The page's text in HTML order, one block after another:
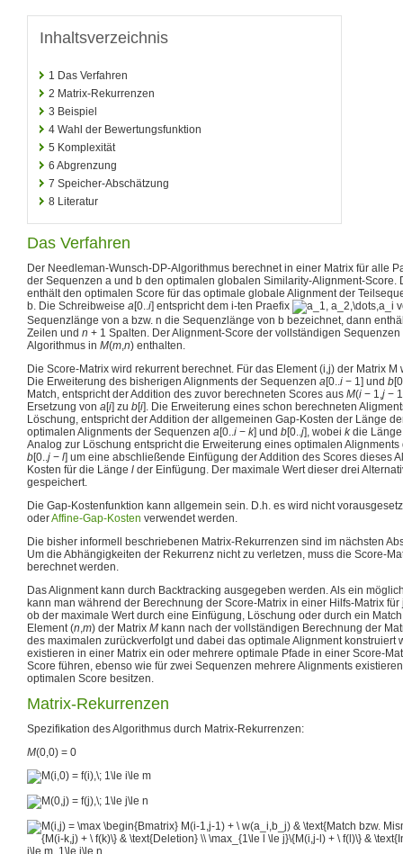
Inhaltsverzeichnis
1 Das Verfahren
2 Matrix-Rekurrenzen
3 Beispiel
4 Wahl der Bewertungsfunktion
5 Komplexität
6 Abgrenzung
7 Speicher-Abschätzung
8 Literatur
Das Verfahren
Der Needleman-Wunsch-DP-Algorithmus berechnet in einer Matrix für alle
der Sequenzen a und b den optimalen globalen Similarity-Alignment-Score.
enthält den optimalen Score für das optimale globale Alignment der
b. Die Schreibweise a[0..i] entspricht dem i-ten Praefix
Sequenzlänge von a bzw. n die Sequenzlänge von b bezeichnet, dann
Zeilen und n + 1 Spalten. Der Alignment-Score der vollständigen
Algorithmus in M(m,n) enthalten.
Die Score-Matrix wird rekurrent berechnet. Für das Element (i,j) der Matrix
Die Erweiterung des bisherigen Alignments der Sequenzen a[0..i − 1] und b
Match, entspricht der Addition des zuvor berechneten Scores aus M(i − 1,j −
Ersetzung von a[i] zu b[i]. Die Erweiterung eines schon berechneten
Löschung, entspricht der Addition der allgemeinen Gap-Kosten der Länge
optimalen Alignments der Sequenzen a[0..i − k] und b[0..j], wobei kdie Länge
Analog zur Löschung entspricht die Erweiterung eines optimalen
b[0..j − l] um eine abschließende Einfügung der Addition des Scores dieses
Kosten für die Länge l der Einfügung. Der maximale Wert dieser drei
gespeichert.
Die Gap-Kostenfunktion kann allgemein sein. D.h. es wird nicht
oderAffine-Gap-Kosten verwendet werden.
Die bisher informell beschriebenen Matrix-Rekurrenzen sind im nächsten
Um die Abhängigkeiten der Rekurrenz nicht zu verletzen, muss die Score-
berechnet werden.
Das Alignment kann durch Backtracking ausgegeben werden. Als ein
kann man während der Berechnung der Score-Matrix in einer Hilfs-Matrix
ob der maximale Wert durch eine Einfügung, Löschung oder durch ein
Element(n,m) der Matrix M kann nach der vollständigen Berechnung der
des maximalen zurückverfolgt und dabei das optimale Alignment konstruiert
existieren in einer Matrix ein oder mehrere optimale Pfade in einer Score-
Score führen, ebenso wie für zwei Sequenzen mehrere Alignments
optimalen Score besitzen.
Matrix-Rekurrenzen
Spezifikation des Algorithmus durch Matrix-Rekurrenzen:
M(0,0) = 0